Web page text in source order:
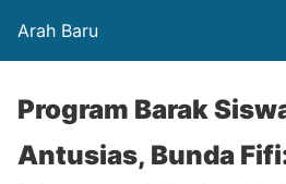
Arah Baru
Program Barak
Antusias, Bunda